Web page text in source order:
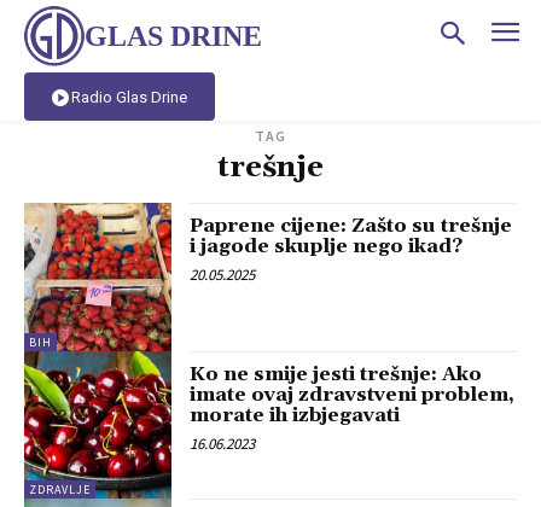
GLAS DRINE
Radio Glas Drine
TAG
trešnje
BIH
Paprene cijene: Zašto su trešnje
i jagode skuplje nego ikad?
20.05.2025
ZDRAVLJE
Ko ne smije jesti trešnje: Ako
imate ovaj zdravstveni problem,
morate ih izbjegavati
16.06.2023